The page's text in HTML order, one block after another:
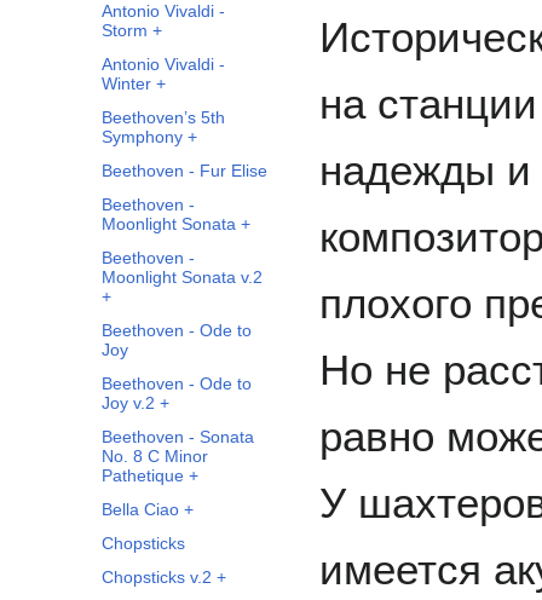
Antonio Vivaldi -
Storm +
Antonio Vivaldi -
Winter +
Beethoven’s 5th
Symphony +
Beethoven - Fur Elise
Beethoven -
Moonlight Sonata +
Beethoven -
Moonlight Sonata v.2
+
Beethoven - Ode to
Joy
Beethoven - Ode to
Joy v.2 +
Beethoven - Sonata
No. 8 C Minor
Pathetique +
Bella Ciao +
Chopsticks
Chopsticks v.2 +
на
надежды и
плохого
Но не
равно
У
имеется